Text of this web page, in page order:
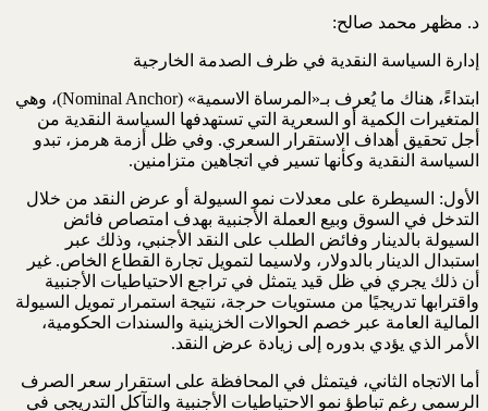
د. مظهر محمد صالح:
إدارة السياسة النقدية في ظرف الصدمة الخارجية
ابتداءً، هناك ما يُعرف بـ«المرساة الاسمية» ‏Nominal Anchor)‎‏)، وهي
المتغيرات الكمية أو السعرية ‏التي تستهدفها السياسة النقدية من
أجل تحقيق أهداف الاستقرار السعري. وفي ظل أزمة هرمز، تبدو
السياسة ‏النقدية وكأنها تسير في اتجاهين متزامنين.‏
الأول: السيطرة على معدلات نمو السيولة أو عرض النقد من خلال
التدخل في السوق وبيع العملة الأجنبية ‏بهدف امتصاص فائض
السيولة بالدينار وفائض الطلب على النقد الأجنبي، وذلك عبر
استبدال الدينار ‏بالدولار، ولاسيما لتمويل تجارة القطاع الخاص. غير
أن ذلك يجري في ظل قيد يتمثل في تراجع ‏الاحتياطيات الأجنبية
واقترابها تدريجيًا من مستويات حرجة، نتيجة استمرار تمويل السيولة
المالية العامة ‏عبر خصم الحوالات الخزينية والسندات الحكومية،
الأمر الذي يؤدي بدوره إلى زيادة عرض النقد.‏
أما الاتجاه الثاني، فيتمثل في المحافظة على استقرار سعر الصرف
الرسمي رغم تباطؤ نمو الاحتياطيات ‏الأجنبية والتآكل التدريجي في